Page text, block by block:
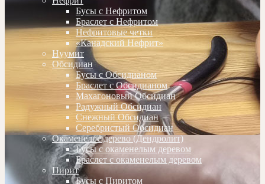
Бусы с Нефритом
Браслет с Нефритом
Нефритовые четки
«Канадский Нефрит»
Нуумит
Обсидиан
Бусы с Обсидианом
Браслет с Обсидианом
Махагоновый Обсидиан
Радужный Обсидиан
Снежный Обсидиан
Серебристый Обсидиан
Окаменелое дерево (Дендролит)
Бусы с окаменелым деревом
Браслет с окаменелым деревом
Пирит
Бусы с Пиритом